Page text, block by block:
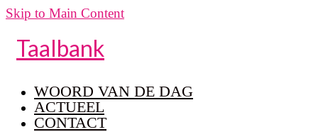
Skip to Main Content
Taalbank
WOORD VAN DE DAG
ACTUEEL
CONTACT